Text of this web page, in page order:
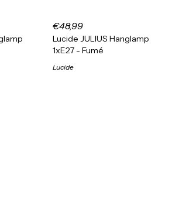
€48,99
Lucide JULIUS Hanglamp
1xE27 - Fumé
Lucide